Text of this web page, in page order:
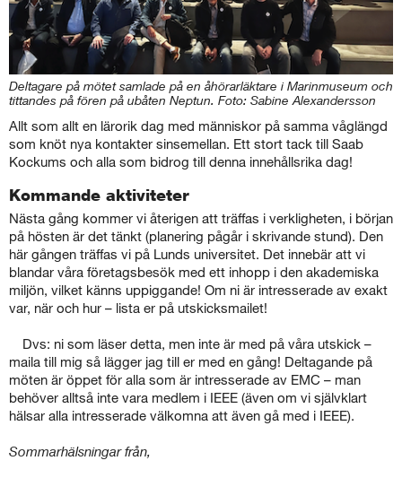
Deltagare på mötet samlade på en åhörarläktare i Marinmuseum och
tittandes på fören på ubåten Neptun. Foto: Sabine Alexandersson
Allt som allt en lärorik dag med människor på samma våglängd
som knöt nya kontakter sinsemellan. Ett stort tack till Saab
Kockums och alla som bidrog till denna innehållsrika dag!
Kommande aktiviteter
Nästa gång kommer vi återigen att träffas i verkligheten, i början
på hösten är det tänkt (planering pågår i skrivande stund). Den
här gången träffas vi på Lunds universitet. Det innebär att vi
blandar våra företagsbesök med ett inhopp i den akademiska
miljön, vilket känns uppiggande! Om ni är intresserade av exakt
var, när och hur – lista er på utskicksmailet!
Dvs: ni som läser detta, men inte är med på våra utskick –
maila till mig så lägger jag till er med en gång! Deltagande på
möten är öppet för alla som är intresserade av EMC – man
behöver alltså inte vara medlem i IEEE (även om vi självklart
hälsar alla intresserade välkomna att även gå med i IEEE).
Sommarhälsningar från,